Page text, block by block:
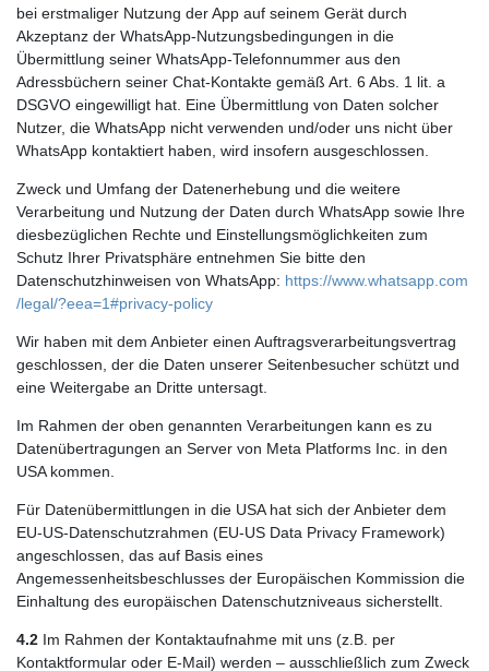
bei erstmaliger Nutzung der App auf seinem Gerät durch
Akzeptanz der WhatsApp-Nutzungsbedingungen in die
Übermittlung seiner WhatsApp-Telefonnummer aus den
Adressbüchern seiner Chat-Kontakte gemäß Art. 6 Abs. 1 lit. a
DSGVO eingewilligt hat. Eine Übermittlung von Daten solcher
Nutzer, die WhatsApp nicht verwenden und/oder uns nicht über
WhatsApp kontaktiert haben, wird insofern ausgeschlossen.
Zweck und Umfang der Datenerhebung und die weitere
Verarbeitung und Nutzung der Daten durch WhatsApp sowie Ihre
diesbezüglichen Rechte und Einstellungsmöglichkeiten zum
Schutz Ihrer Privatsphäre entnehmen Sie bitte den
Datenschutzhinweisen von WhatsApp: https://www.whatsapp.com
/legal/?eea=1#privacy-policy
Wir haben mit dem Anbieter einen Auftragsverarbeitungsvertrag
geschlossen, der die Daten unserer Seitenbesucher schützt und
eine Weitergabe an Dritte untersagt.
Im Rahmen der oben genannten Verarbeitungen kann es zu
Datenübertragungen an Server von Meta Platforms Inc. in den
USA kommen.
Für Datenübermittlungen in die USA hat sich der Anbieter dem
EU-US-Datenschutzrahmen (EU-US Data Privacy Framework)
angeschlossen, das auf Basis eines
Angemessenheitsbeschlusses der Europäischen Kommission die
Einhaltung des europäischen Datenschutzniveaus sicherstellt.
4.2 Im Rahmen der Kontaktaufnahme mit uns (z.B. per
Kontaktformular oder E-Mail) werden – ausschließlich zum Zweck